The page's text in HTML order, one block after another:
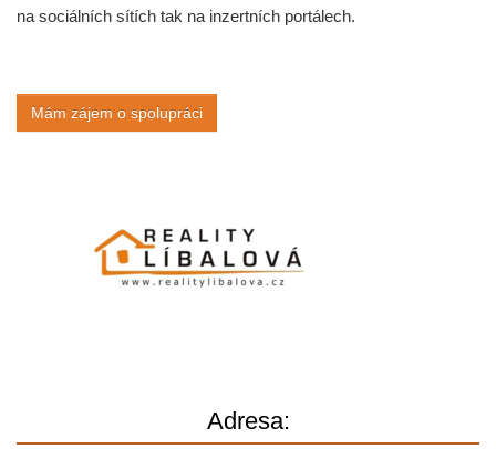
na sociálních sítích tak na inzertních portálech.
Mám zájem o spolupráci
Adresa: